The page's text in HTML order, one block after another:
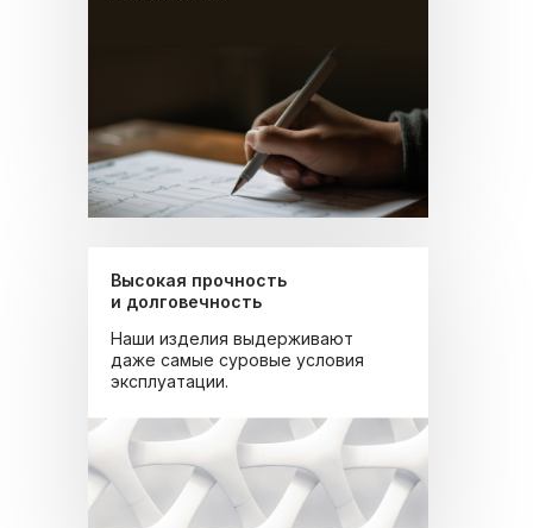
Наши изделия выдерживают
даже самые суровые условия
эксплуатации.
Высокая прочность
и долговечность